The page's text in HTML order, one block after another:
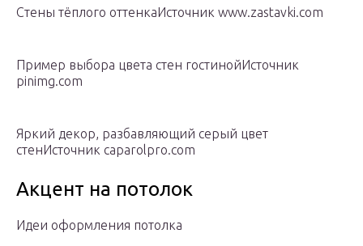
Стены тёплого оттенкаИсточник www.zastavki.com
Пример выбора цвета стен гостинойИсточник
pinimg.com
Яркий декор, разбавляющий серый цвет
стенИсточник caparolpro.com
Акцент на потолок
Идеи оформления потолка